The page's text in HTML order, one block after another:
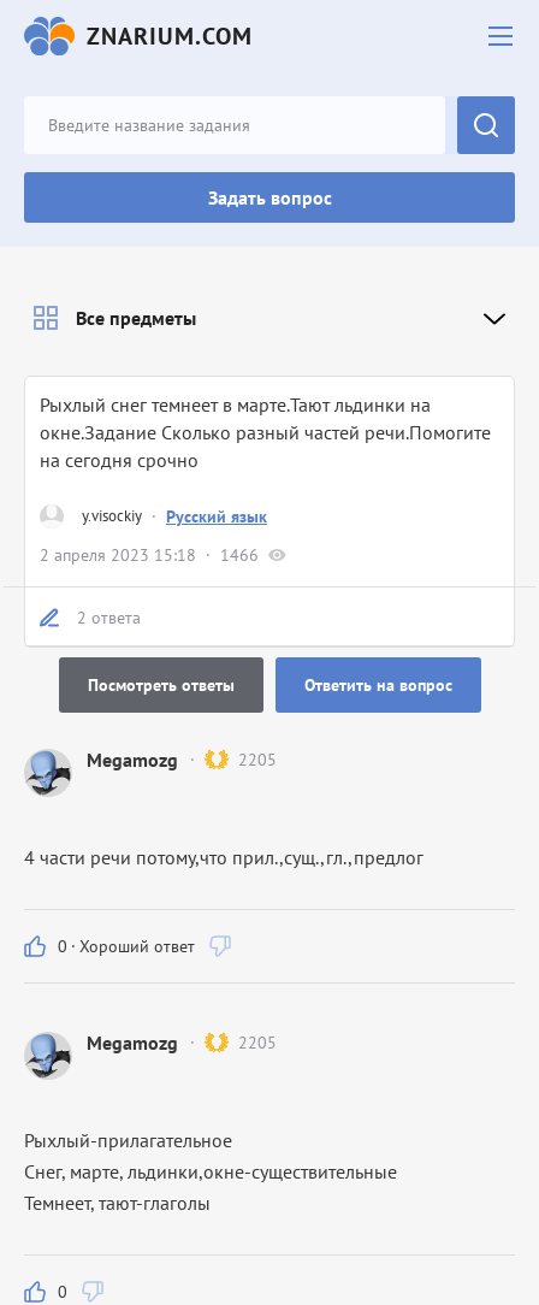
ZNARIUM.COM
Задать вопрос
y.visockiy · Русский язык
2 апреля 2023 15:18
1466
Рыхлый снег темнеет в марте.Тают льдинки на
окне.Задание Сколько разный частей речи.Помогите
на сегодня срочно
2 ответа
Посмотреть ответы Ответить на вопрос
Megamozg 2205
4 части речи потому,что прил.,сущ.,гл.,предлог
0 · Хороший ответ
Megamozg 2205
Рыхлый-прилагательное
Снег, марте, льдинки,окне-существительные
Темнеет, тают-глаголы
0
Все предметы